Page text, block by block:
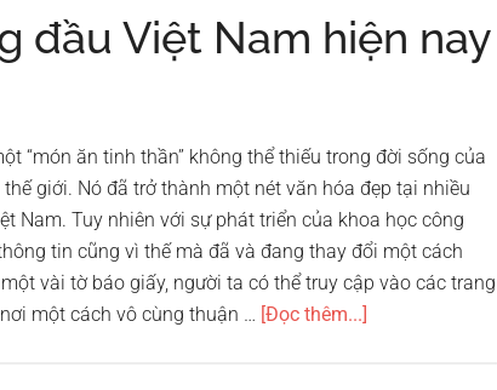
đầu Việt Nam hiện nay
“món ăn tinh thần” không thể thiếu trong đời sống của
giới. Nó đã trở thành một nét văn hóa đẹp tại nhiều
Nam. Tuy nhiên với sự phát triển của khoa học công
tin cũng vì thế mà đã và đang thay đổi một cách
vài tờ báo giấy, người ta có thể truy cập vào các trang
một cách vô cùng thuận … [Đọc thêm...]